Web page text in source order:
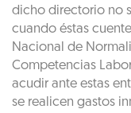
dicho directorio no
cuando éstas
Nacional de
Competencias
acudir ante estas
se realicen gastos